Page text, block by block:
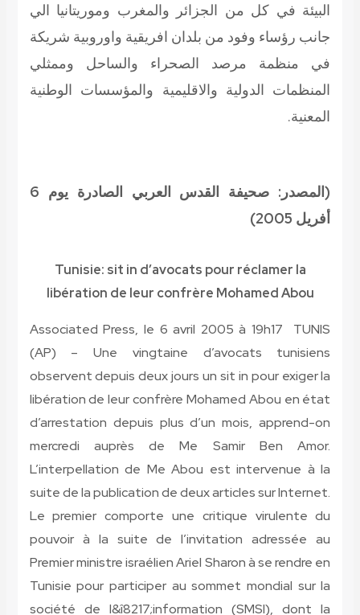
البيئة في كل من الجزائر والمغرب وموريتانيا الي
جانب رؤساء وفود من بلدان افريقية واوروبية شريكة
في منظمة مرصد الصحراء والساحل وممثلي
المنظمات الدولية والاقليمية والمؤسسات الوطنية
المعنية.
(المصدر: صحيفة القدس العربي الصادرة يوم 6
أفريل 2005)
Tunisie: sit in d’avocats pour réclamer la
libération de leur confrère Mohamed Abou
Associated Press, le 6 avril 2005 à 19h17 TUNIS
(AP) – Une vingtaine d’avocats tunisiens
observent depuis deux jours un sit in pour exiger la
libération de leur confrère Mohamed Abou en état
d’arrestation depuis plus d’un mois, apprend-on
mercredi auprès de Me Samir Ben Amor.
L’interpellation de Me Abou est intervenue à la
suite de la publication de deux articles sur Internet.
Le premier comporte une critique virulente du
pouvoir à la suite de l’invitation adressée au
Premier ministre israélien Ariel Sharon à se rendre en
Tunisie pour participer au sommet mondial sur la
société de l&î8217;information (SMSI), dont la